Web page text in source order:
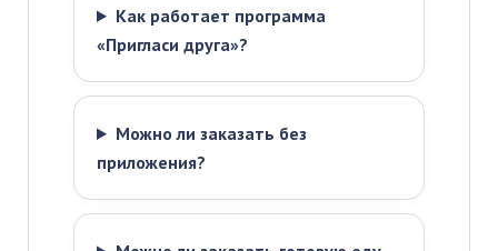
Как работает программа
«Пригласи друга»?
Можно ли заказать без
приложения?